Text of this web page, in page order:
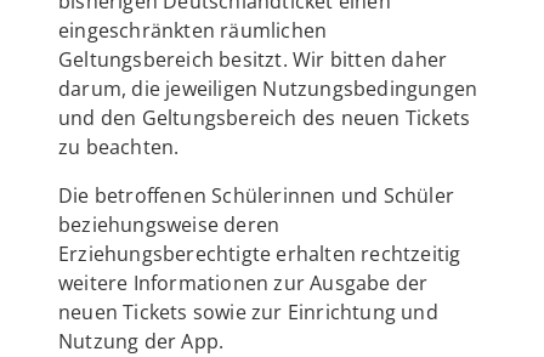
eingeschränkten räumlichen
Geltungsbereich besitzt. Wir bitten daher
darum, die jeweiligen Nutzungsbedingungen
und den Geltungsbereich des neuen Tickets
zu beachten.
Die betroffenen Schülerinnen und Schüler
beziehungsweise deren
Erziehungsberechtigte erhalten rechtzeitig
weitere Informationen zur Ausgabe der
neuen Tickets sowie zur Einrichtung und
Nutzung der App.